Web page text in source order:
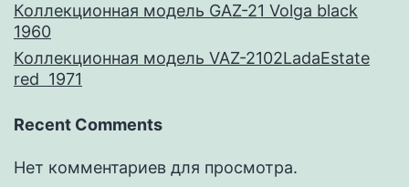
Коллекционная модель GAZ-21 Volga black
1960
Коллекционная модель VAZ-2102LadaEstate
red 1971
Recent Comments
Нет комментариев для просмотра.